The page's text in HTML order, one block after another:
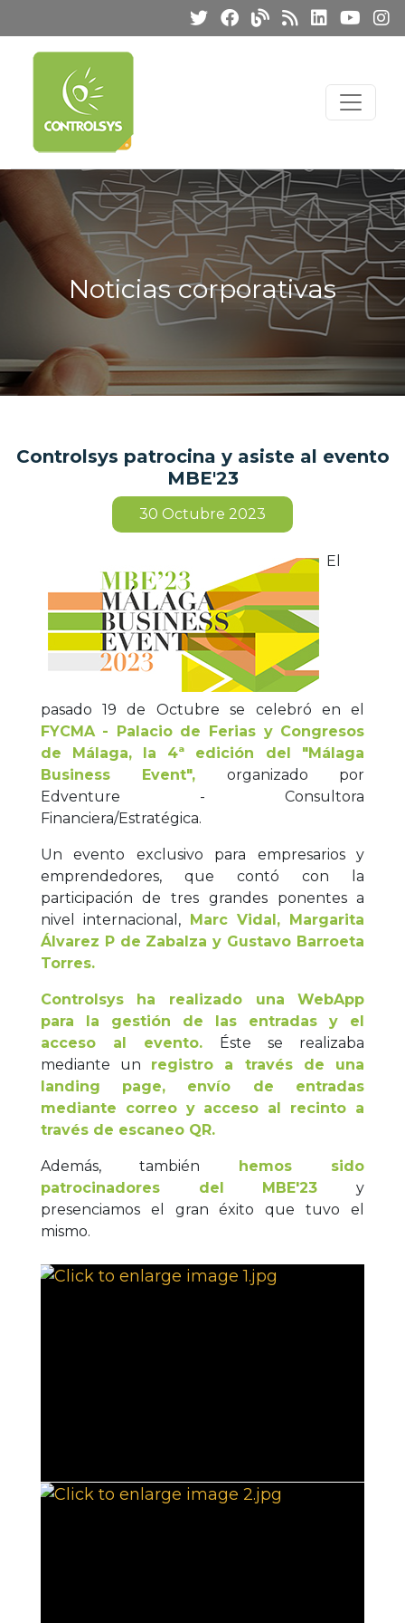
Noticias corporativas
Controlsys patrocina y asiste al evento
MBE'23
30 Octubre 2023
El
pasado 19 de Octubre se celebró en el
FYCMA - Palacio de Ferias y Congresos
de Málaga,
la 4ª edición del "Málaga
Business Event", organizado por
Edventure - Consultora
Financiera/Estratégica.
Un evento exclusivo para empresarios y
emprendedores, que contó con la
participación de tres grandes ponentes a
nivel internacional, Marc Vidal, Margarita
Álvarez P de Zabalza y Gustavo Barroeta
Torres.
Controlsysha realizado una WebApp
para la gestión de las entradas y el
acceso al evento. Éste se realizaba
mediante un registro a través de una
landing page, envío de entradas
mediante correo y acceso al recinto a
través de escaneo QR.
Además, también hemos sido
patrocinadores del MBE'23y
presenciamos el gran éxito que tuvo el
mismo.